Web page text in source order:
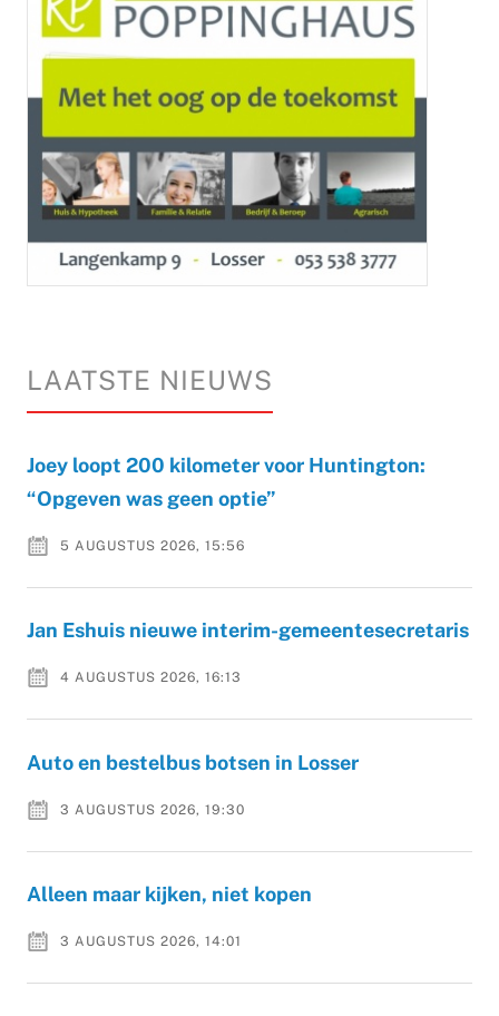
LAATSTE NIEUWS
Joey loopt 200 kilometer voor Huntington:
“Opgeven was geen optie”
5 AUGUSTUS 2026, 15:56
Jan Eshuis nieuwe interim-gemeentesecretaris
4 AUGUSTUS 2026, 16:13
Auto en bestelbus botsen in Losser
3 AUGUSTUS 2026, 19:30
Alleen maar kijken, niet kopen
3 AUGUSTUS 2026, 14:01